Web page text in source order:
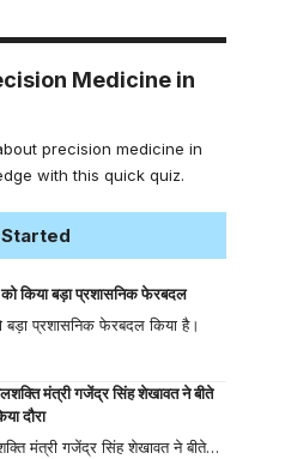
Medicine in
precision medicine in
with this quick quiz.
को किया बड़ा प्रशासनिक फेरबदल
बड़ा प्रशासनिक फेरबदल किया है।
मंत्री गजेंद्र सिंह शेखावत ने बीते
दौरा
मंत्री गजेंद्र सिंह शेखावत ने बीते…